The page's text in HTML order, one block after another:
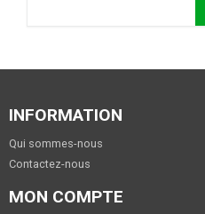
INFORMATION
Qui sommes-nous
Contactez-nous
MON COMPTE